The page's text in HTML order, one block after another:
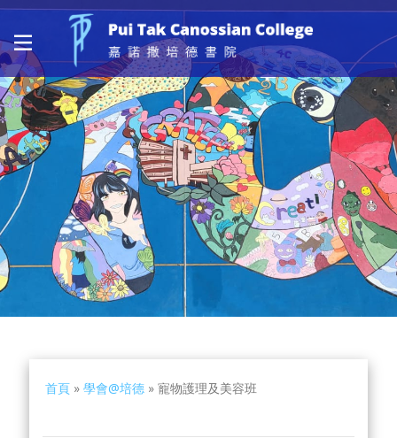
首頁 » 學會@培德 » 寵物護理及美容班